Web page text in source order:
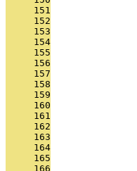
     151
     152
     153
     154
     155
     156
     157
     158
     159
     160
     161
     162
     163
     164
     165
     166